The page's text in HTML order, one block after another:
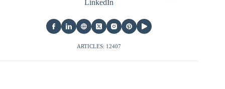
LinkedIn
ARTICLES: 12407